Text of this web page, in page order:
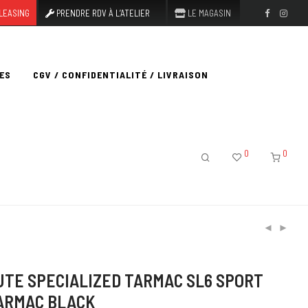
PRENDRE RDV À L’ATELIER LE MAGASIN
CGV / CONFIDENTIALITÉ / LIVRAISON
0 0
SPECIALIZED TARMAC SL6 SPORT
BLACK